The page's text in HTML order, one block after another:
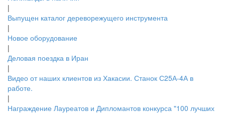
|
Выпущен каталог дереворежущего инструмента
|
Новое оборудование
|
Деловая поездка в Иран
|
Видео от наших клиентов из Хакасии. Станок С25А-4А в
работе.
|
Награждение Лауреатов и Дипломантов конкурса "100 лучших